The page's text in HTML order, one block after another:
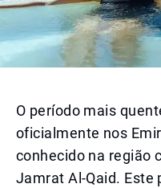
O período mais
oficialmente nos
conhecido na região
Jamrat Al-Qaid. Este